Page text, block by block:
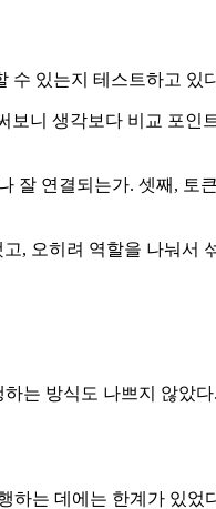
수 있는지 테스트하고 있
니 생각보다 비교 포
연결되는가. 셋째,
, 오히려 역할을 나눠서
는 방식도 나쁘지 않았
는 데에는 한계가 있